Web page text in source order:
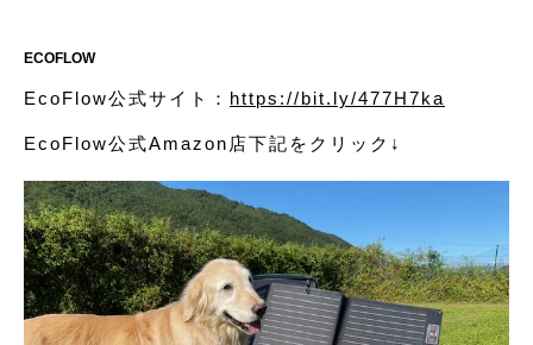
ECOFLOW
EcoFlow公式サイト： https://bit.ly/477H7ka
EcoFlow公式Amazon店下記をクリック↓